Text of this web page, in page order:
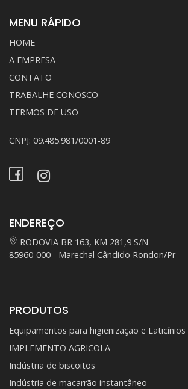
MENU RÁPIDO
HOME
A EMPRESA
CONTATO
TRABALHE CONOSCO
TERMOS DE USO
CNPJ: 09.485.981/0001-89
ENDEREÇO
RODOVIA BR 163, KM 281,9 S/N
85960-000 - Marechal Cândido Rondon/Pr
PRODUTOS
Equipamentos para higienização e Laticínios
IMPLEMENTO AGRICOLA
Indústria de biscoitos
Indústria de macarrão instantâneo